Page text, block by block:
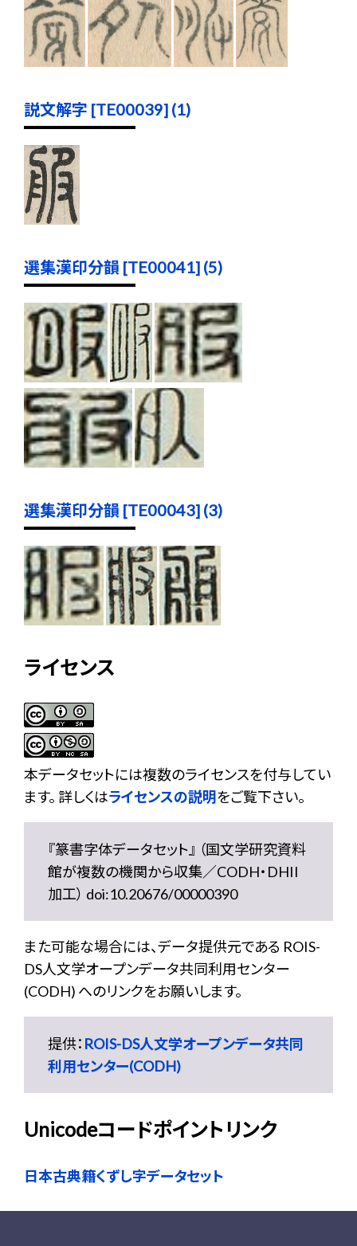
説文解字 [TE00039] (1)
選集漢印分韻 [TE00041] (5)
選集漢印分韻 [TE00043] (3)
ライセンス
本データセットには複数のライセンスを付与してい
ます。 詳しくはライセンスの説明をご覧下さい。
『篆書字体データセット』 （国文学研究資料
館が複数の機関から収集／CODH・DHII
加工） doi:10.20676/00000390
また可能な場合には、データ提供元である ROIS-
DS人文学オープンデータ共同利用センター
(CODH) へのリンクをお願いします。
提供： ROIS-DS人文学オープンデータ共同
利用センター(CODH)
Unicodeコードポイントリンク
日本古典籍くずし字データセット